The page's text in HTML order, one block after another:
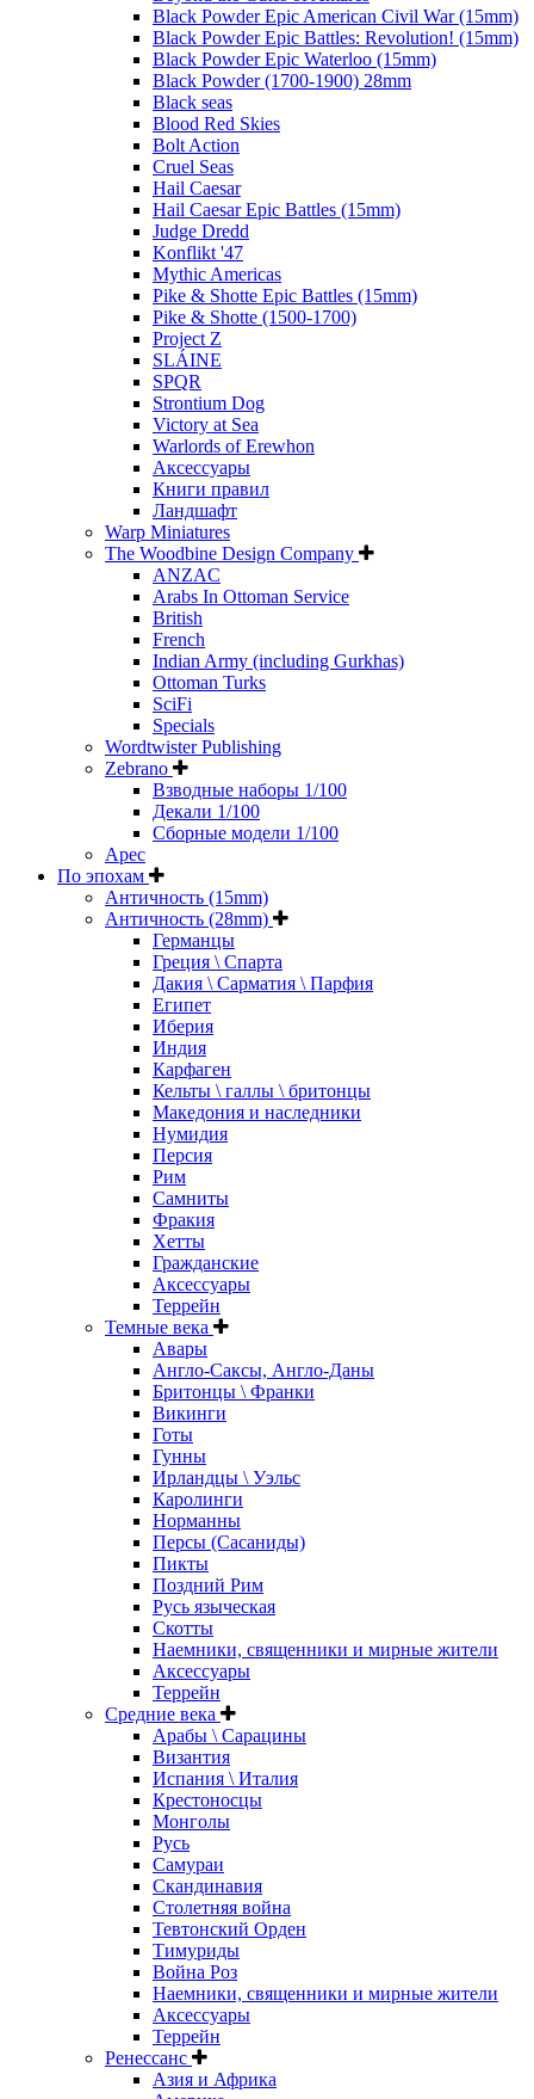
Black Powder Epic American Civil War (15mm)
Black Powder Epic Battles: Revolution! (15mm)
Black Powder Epic Waterloo (15mm)
Black Powder (1700-1900) 28mm
Black seas
Blood Red Skies
Bolt Action
Cruel Seas
Hail Caesar
Hail Caesar Epic Battles (15mm)
Judge Dredd
Konflikt '47
Mythic Americas
Pike & Shotte Epic Battles (15mm)
Pike & Shotte (1500-1700)
Project Z
SLÁINE
SPQR
Strontium Dog
Victory at Sea
Warlords of Erewhon
Аксессуары
Книги правил
Ландшафт
Warp Miniatures
The Woodbine Design Company
ANZAC
Arabs In Ottoman Service
British
French
Indian Army (including Gurkhas)
Ottoman Turks
SciFi
Specials
Wordtwister Publishing
Zebrano
Взводные наборы 1/100
Декали 1/100
Сборные модели 1/100
Арес
По эпохам
Античность (15mm)
Античность (28mm)
Германцы
Греция \ Спарта
Дакия \ Сарматия \ Парфия
Египет
Иберия
Индия
Карфаген
Кельты \ галлы \ бритонцы
Македония и наследники
Нумидия
Персия
Рим
Самниты
Фракия
Хетты
Гражданские
Аксессуары
Террейн
Темные века
Авары
Англо-Саксы, Англо-Даны
Бритонцы \ Франки
Викинги
Готы
Гунны
Ирландцы \ Уэльс
Каролинги
Норманны
Персы (Сасаниды)
Пикты
Поздний Рим
Русь языческая
Скотты
Наемники, священники и мирные жители
Аксессуары
Террейн
Средние века
Арабы \ Сарацины
Византия
Испания \ Италия
Крестоносцы
Монголы
Русь
Самураи
Скандинавия
Столетняя война
Тевтонский Орден
Тимуриды
Война Роз
Наемники, священники и мирные жители
Аксессуары
Террейн
Ренессанс
Азия и Африка